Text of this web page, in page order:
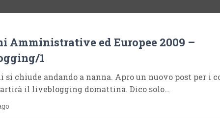
Amministrative ed Europee 2009 –
1
si chiude andando a nanna. Apro un nuovo post per i
il liveblogging domattina. Dico solo…